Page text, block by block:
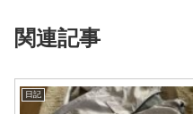
関連記事
日記